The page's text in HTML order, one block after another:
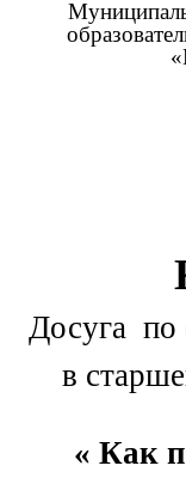
Досуга по
в
« Как